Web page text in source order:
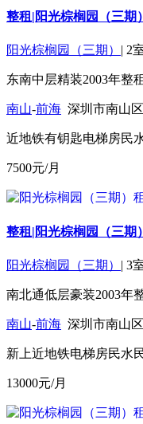
整租|阳光棕榈园（三期
阳光棕榈园（三期） | 2
东南中层精装2003年整租
南山-前海 深圳市南山
近地铁有钥匙电梯房民
7500元/月
整租|阳光棕榈园（三期
阳光棕榈园（三期） | 3
南北通低层豪装2003年
南山-前海 深圳市南山
新上近地铁电梯房民水
13000元/月